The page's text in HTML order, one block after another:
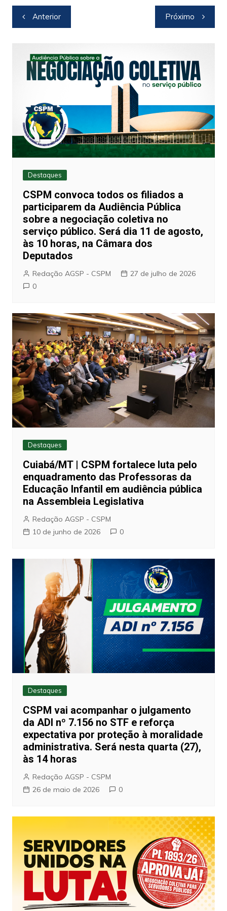
at
s
p
p
c
e
o
o
itt
er
n
k
Navegação
de
Anterior Próximo
Destaques
CSPM convoca todos os filiados a
participarem da Audiência Pública
sobre a negociação coletiva no
serviço público. Será dia 11 de agosto,
às 10 horas, na Câmara dos
Deputados
Redação AGSP - CSPM
27 de julho de 2026
0
Destaques
Cuiabá/MT | CSPM fortalece luta pelo
enquadramento das Professoras da
Educação Infantil em audiência pública
na Assembleia Legislativa
Redação AGSP - CSPM
10 de junho de 2026
0
Destaques
CSPM vai acompanhar o julgamento
da ADI nº 7.156 no STF e reforça
expectativa por proteção à moralidade
administrativa. Será nesta quarta (27),
às 14 horas
Redação AGSP - CSPM
26 de maio de 2026
0